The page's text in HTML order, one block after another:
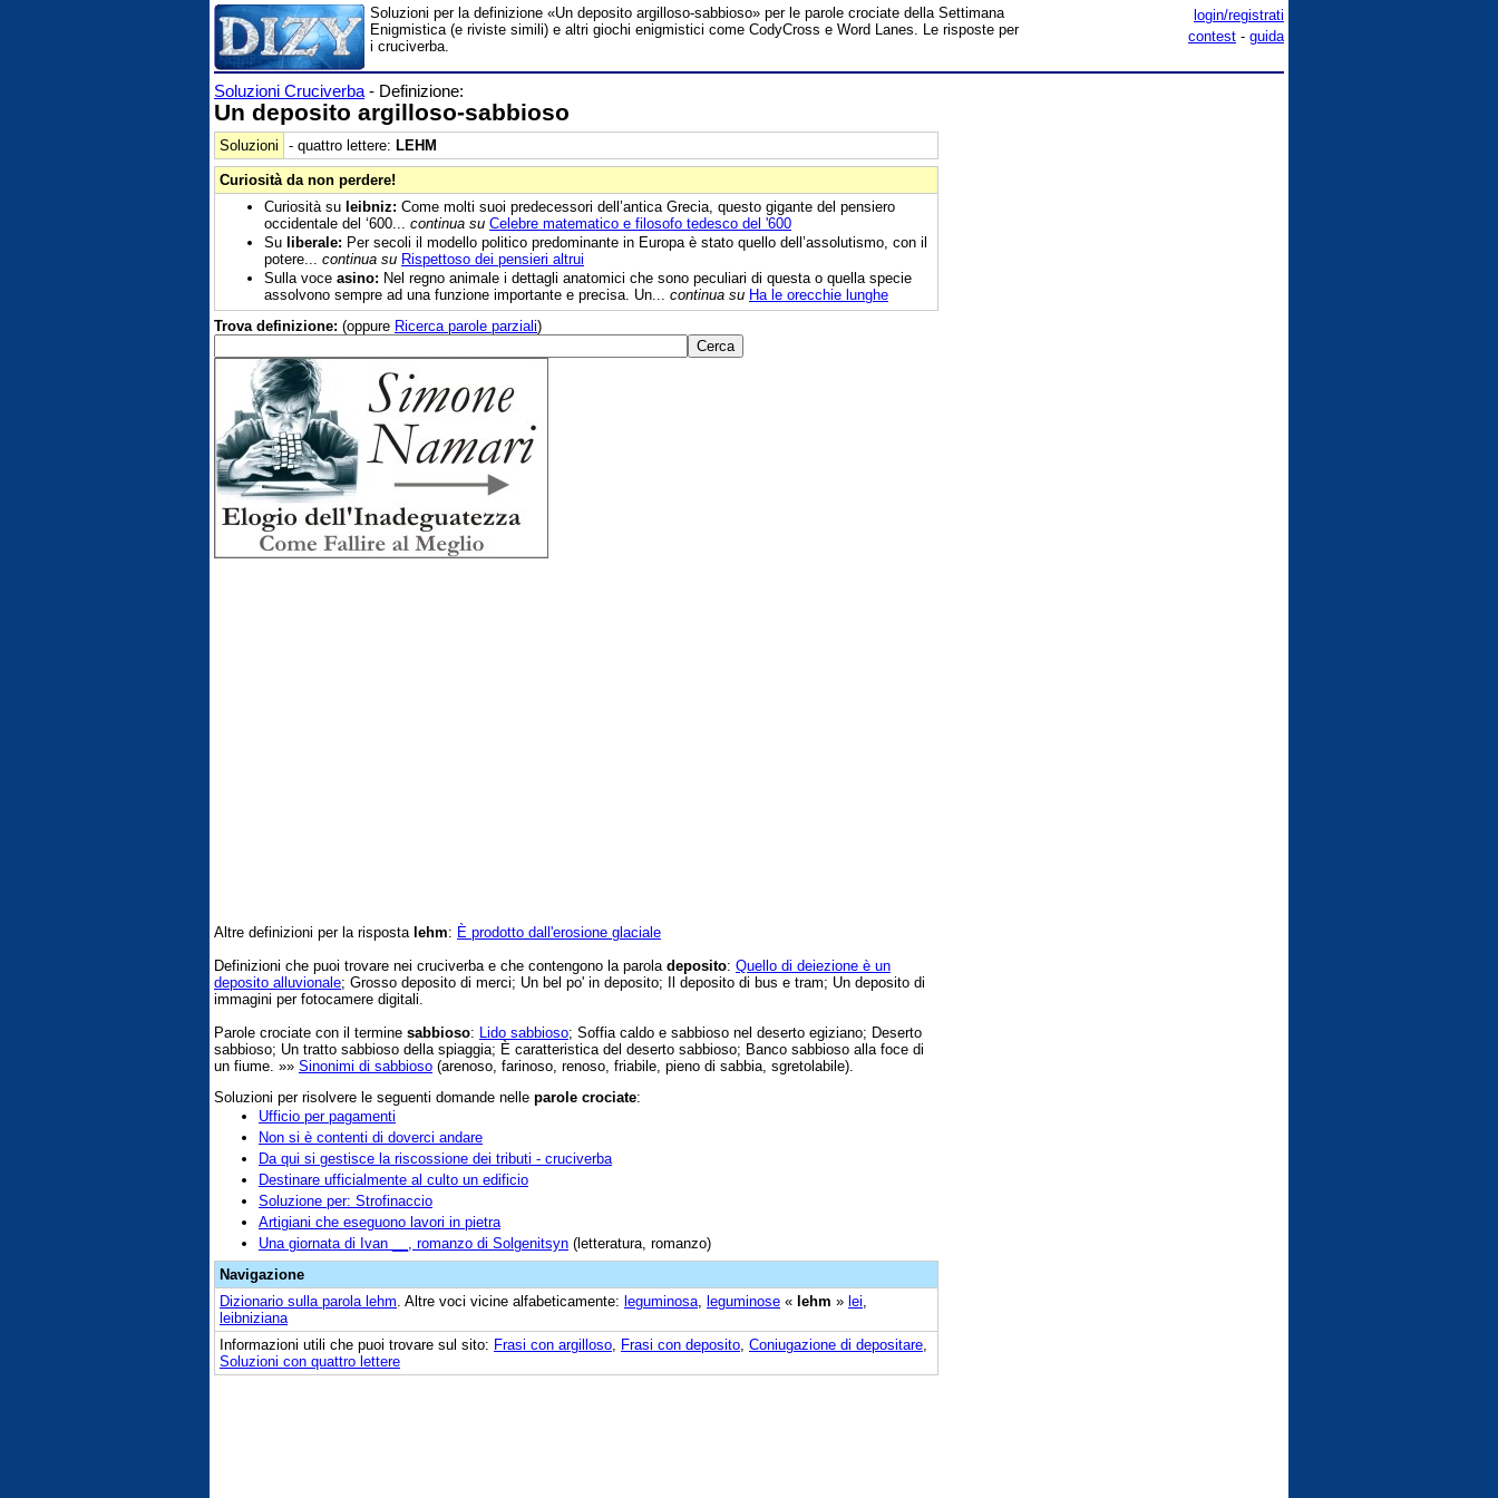
login/registrati
contest - guida
Soluzioni per la definizione «Un deposito argilloso-sabbioso» per le parole crociate della Settimana
Enigmistica (e riviste simili) e altri giochi enigmistici come CodyCross e Word Lanes. Le risposte per
i cruciverba.
Soluzioni Cruciverba - Definizione:
Un deposito argilloso-sabbioso
Soluzioni - quattro lettere: LEHM
Curiosità da non perdere!
Curiosità su leibniz: Come molti suoi predecessori dell’antica Grecia, questo gigante del pensiero
occidentale del ‘600... continua su Celebre matematico e filosofo tedesco del '600
Su liberale: Per secoli il modello politico predominante in Europa è stato quello dell’assolutismo, con il
potere... continua su Rispettoso dei pensieri altrui
Sulla voce asino: Nel regno animale i dettagli anatomici che sono peculiari di questa o quella specie
assolvono sempre ad una funzione importante e precisa. Un... continua su Ha le orecchie lunghe
Trova definizione: (oppure Ricerca parole parziali)
Altre definizioni per la risposta lehm: È prodotto dall'erosione glaciale
Definizioni che puoi trovare nei cruciverba e che contengono la parola deposito: Quello di deiezione è un
deposito alluvionale; Grosso deposito di merci; Un bel po' in deposito; Il deposito di bus e tram; Un deposito di
immagini per fotocamere digitali.
Parole crociate con il termine sabbioso: Lido sabbioso; Soffia caldo e sabbioso nel deserto egiziano; Deserto
sabbioso; Un tratto sabbioso della spiaggia; È caratteristica del deserto sabbioso; Banco sabbioso alla foce di
un fiume. »» Sinonimi di sabbioso (arenoso, farinoso, renoso, friabile, pieno di sabbia, sgretolabile).
Soluzioni per risolvere le seguenti domande nelle parole crociate:
Ufficio per pagamenti
Non si è contenti di doverci andare
Da qui si gestisce la riscossione dei tributi - cruciverba
Destinare ufficialmente al culto un edificio
Soluzione per: Strofinaccio
Artigiani che eseguono lavori in pietra
Una giornata di Ivan __, romanzo di Solgenitsyn (letteratura, romanzo)
Navigazione
Dizionario sulla parola lehm . Altre voci vicine alfabeticamente: leguminosa leguminose « lehm » lei
leibniziana
Informazioni utili che puoi trovare sul sito: Frasi con argilloso Frasi con deposito Coniugazione di depositare
Soluzioni con quattro lettere